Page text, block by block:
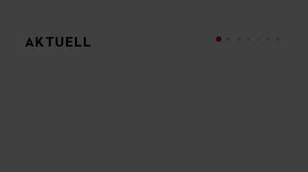
AKTUELL